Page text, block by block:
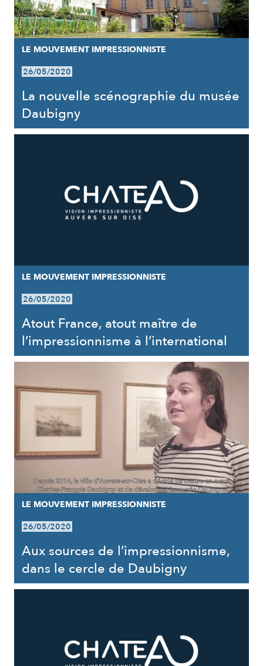
LE MOUVEMENT IMPRESSIONNISTE
26/05/2020
La nouvelle scénographie du musée
Daubigny
LE MOUVEMENT IMPRESSIONNISTE
26/05/2020
Atout France, atout maître de
l’impressionnisme à l’international
LE MOUVEMENT IMPRESSIONNISTE
26/05/2020
Aux sources de l’impressionnisme,
dans le cercle de Daubigny